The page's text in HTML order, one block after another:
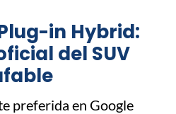
in Hybrid:
del SUV
preferida en Google